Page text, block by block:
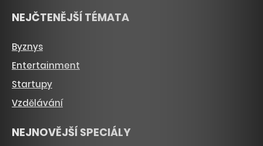
NEJČTENĚJŠÍ TÉMATA
Byznys
Entertainment
Startupy
Vzdělávání
NEJNOVĚJŠÍ SPECIÁLY